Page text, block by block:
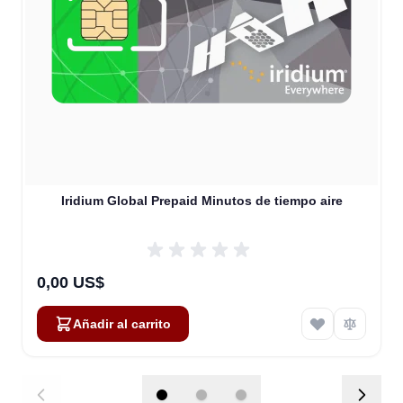
Iridium Global Prepaid Minutos de tiempo aire
0,00 US$
Añadir al carrito